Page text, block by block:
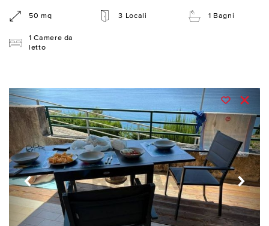
50 mq 3 Locali 1 Bagni
1 Camere da
letto